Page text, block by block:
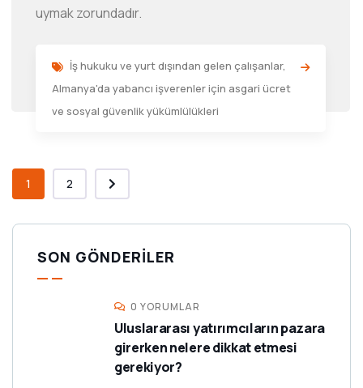
uymak zorundadır.
İş hukuku ve yurt dışından gelen çalışanlar,
Almanya'da yabancı işverenler için asgari ücret
ve sosyal güvenlik yükümlülükleri
1 2
SON GÖNDERILER
0 YORUMLAR
Uluslararası yatırımcıların pazara
girerken nelere dikkat etmesi
gerekiyor?